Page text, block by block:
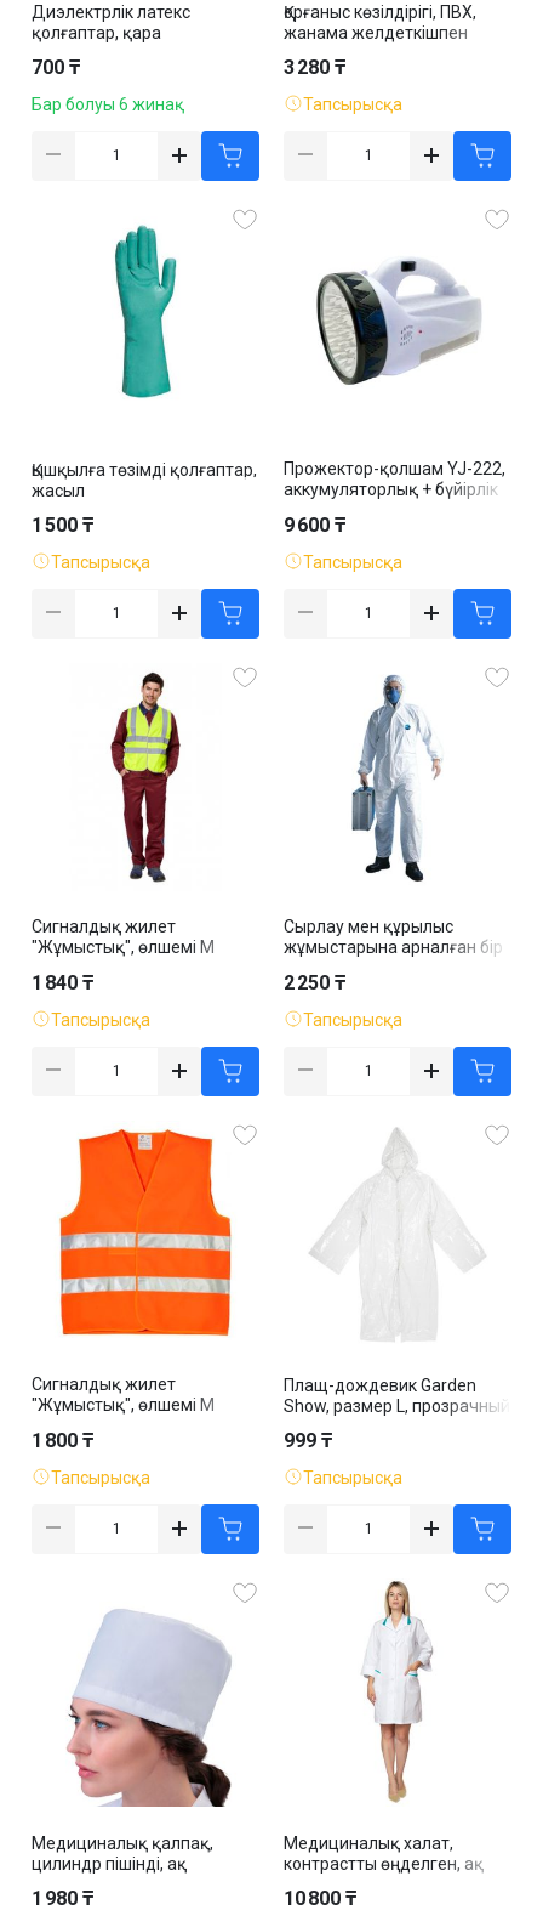
Диэлектрлік латекс
қолғаптар, қара
700 ₸
Бар болуы 6 жинақ
Қорғаныс көзілдірігі, ПВХ,
жанама желдеткішпен
3 280 ₸
Тапсырысқа
Қышқылға төзімді қолғаптар,
жасыл
1 500 ₸
Тапсырысқа
Прожектор-қолшам YJ-222,
аккумуляторлық + бүйірлік
9 600 ₸
Тапсырысқа
Сигналдық жилет
"Жұмыстық", өлшемі M
1 840 ₸
Тапсырысқа
Сырлау мен құрылыс
жұмыстарына арналған бір
2 250 ₸
Тапсырысқа
Сигналдық жилет
"Жұмыстық", өлшемі M
сары
1 800 ₸
Тапсырысқа
Плащ-дождевик Garden
Show, размер L, прозрачный
999 ₸
Тапсырысқа
Медициналық қалпақ,
цилиндр пішінді, ақ
1 980 ₸
Медициналық халат,
контрастты өңделген, ақ
10 800 ₸